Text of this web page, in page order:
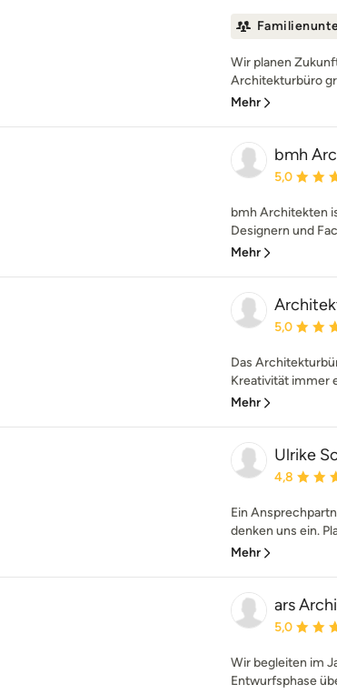
Wir planen
Architekturbüro
Mehr
bmh
5,0
bmh Architekten
Designern und
Mehr
5,0
Das
Kreativität immer
Mehr
Ulrike
4,8
Ein
denken uns ein.
Mehr
ars
5,0
Wir begleiten im
Entwurfsphase